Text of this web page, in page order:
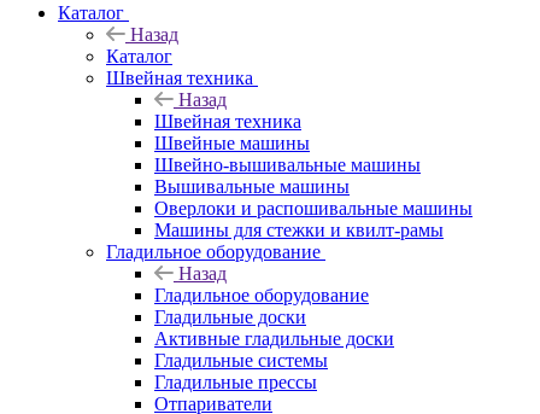
Каталог
Назад
Каталог
Швейная техника
Назад
Швейная техника
Швейные машины
Швейно-вышивальные машины
Вышивальные машины
Оверлоки и распошивальные машины
Машины для стежки и квилт-рамы
Гладильное оборудование
Назад
Гладильное оборудование
Гладильные доски
Активные гладильные доски
Гладильные системы
Гладильные прессы
Отпариватели